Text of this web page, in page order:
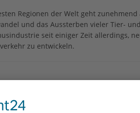
Regionen der Welt geht zunehmend
und das Aussterben vieler Tier- und
seit einiger Zeit allerdings,
zu entwickeln.